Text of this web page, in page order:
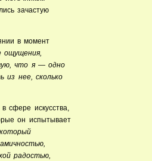
зачастую
в момент
ощущения,
что я — одно
из нее, сколько
сфере искусства,
он испытывает
радостью,